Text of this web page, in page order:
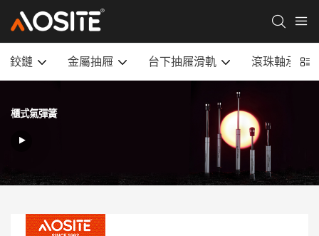
鉸鏈 金屬抽屜 台下抽屜滑軌 滾珠軸承滑軌
櫃式氣彈簧